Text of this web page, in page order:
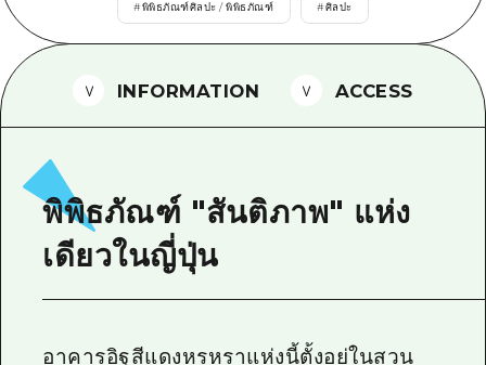
ธรรมชาติ
ฮิโรชิม่า ฟรี Wi-Fi
คำถามที่พบบ่อย
ดาวน์โหลดรูปภาพ
#พิพิธภัณฑ์ศิลปะ / พิพิธภัณฑ์ #ศิลปะ
INFORMATION ACCESS
พิพิธภัณฑ์ "สันติภาพ" แห่ง
เดียวในญี่ปุ่น
อาคารอิฐสีแดงหรูหราแห่งนี้ตั้งอยู่ในสวน